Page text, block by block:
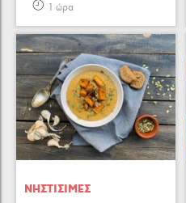
1 ώρα
ΝΗΣΤΙΣΙΜΕΣ